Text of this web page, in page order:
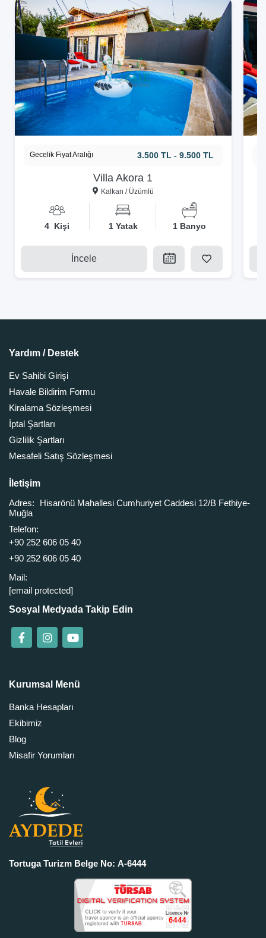
Villa Akora 1
Kalkan / Üzümlü
Gecelik Fiyat Aralığı 3.500 TL - 9.500 TL
4 Kişi 1 Yatak 1 Banyo
İncele
Yardım / Destek
Ev Sahibi Girişi
Havale Bildirim Formu
Kiralama Sözleşmesi
İptal Şartları
Gizlilik Şartları
Mesafeli Satış Sözleşmesi
İletişim
Adres:
Hisarönü Mahallesi Cumhuriyet Caddesi 12/B Fethiye-
Muğla
Telefon:
+90 252 606 05 40
+90 252 606 05 40
Mail:
[email protected]
Sosyal Medyada Takip Edin
Kurumsal Menü
Banka Hesapları
Ekibimiz
Blog
Misafir Yorumları
Tortuga Turizm Belge No: A-6444